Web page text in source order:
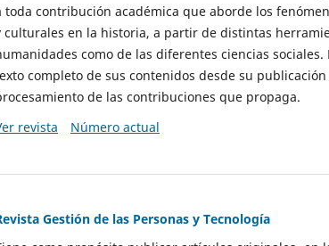
toda contribución académica que aborde los
culturales en la historia, a partir de distintas
como de las diferentes ciencias
completo de sus contenidos desde su
de las contribuciones que propaga.
revista
Número actual
Gestión de las Personas y Tecnología